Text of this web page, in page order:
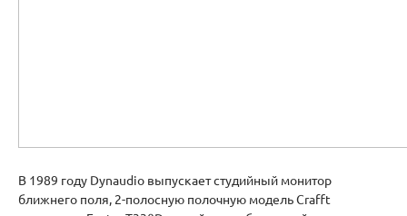
В 1989 году Dynaudio выпускает студийный монитор
ближнего поля, 2-полосную полочную модель Crafft